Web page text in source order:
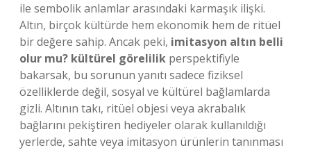
ile sembolik anlamlar arasındaki karmaşık ilişki.
Altın, birçok kültürde hem ekonomik hem de ritüel
bir değere sahip. Ancak peki, imitasyon altın belli
olur mu? kültürel görelilik perspektifiyle
bakarsak, bu sorunun yanıtı sadece fiziksel
özelliklerde değil, sosyal ve kültürel bağlamlarda
gizli. Altının takı, ritüel objesi veya akrabalık
bağlarını pekiştiren hediyeler olarak kullanıldığı
yerlerde, sahte veya imitasyon ürünlerin tanınması